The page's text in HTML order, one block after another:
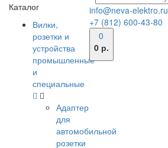
Каталог
Вилки,
розетки и
устройства
промышленные
и
специальные
Адаптер
для
автомобильной
розетки
info@neva-elektro.ru
+7 (812) 600-43-80
0
0 р.